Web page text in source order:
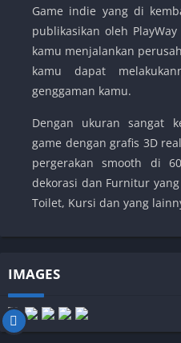
Game indie yang di
publikasikan oleh
kamu menjalankan
kamu dapat
genggaman kamu.
Dengan ukuran sangat
game dengan grafis 3D
pergerakan smooth di
dekorasi dan Furnitur
Toilet, Kursi dan yang
IMAGES